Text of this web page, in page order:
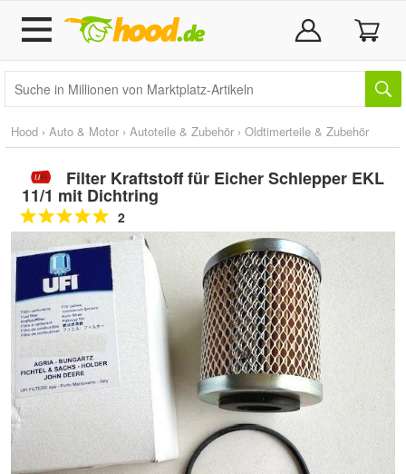
Hood › Auto & Motor › Autoteile & Zubehör › Oldtimerteile & Zubehör
Filter Kraftstoff für Eicher Schlepper EKL
11/1 mit Dichtring
2